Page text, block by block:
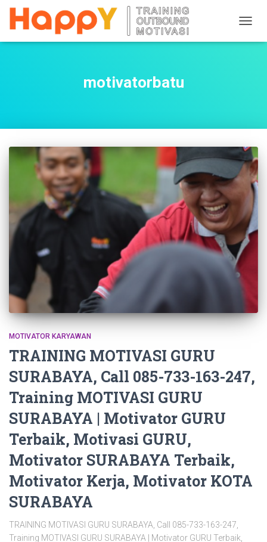
motivatorbatu
MOTIVATOR KARYAWAN
TRAINING MOTIVASI GURU
SURABAYA, Call 085-733-163-247,
Training MOTIVASI GURU
SURABAYA | Motivator GURU
Terbaik, Motivasi GURU,
Motivator SURABAYA Terbaik,
Motivator Kerja, Motivator KOTA
SURABAYA
TRAINING MOTIVASI GURU SURABAYA, Call 085-733-163-247,
Training MOTIVASI GURU SURABAYA | Motivator GURU Terbaik,